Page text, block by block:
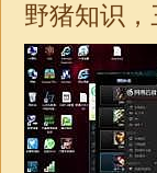
野猪知识